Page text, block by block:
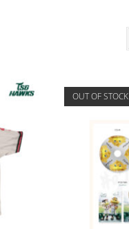
OUT OF STOCK